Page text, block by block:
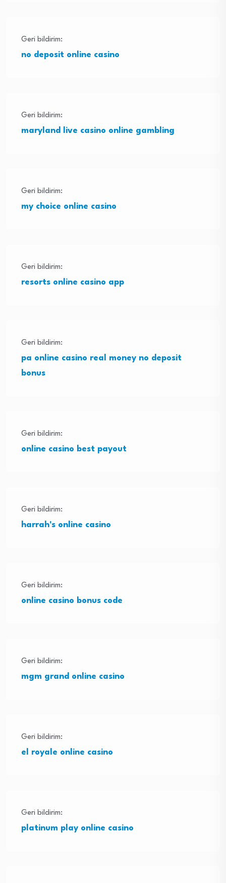
Geri bildirim:
no deposit online casino
Geri bildirim:
maryland live casino online gambling
Geri bildirim:
my choice online casino
Geri bildirim:
resorts online casino app
Geri bildirim:
pa online casino real money no deposit
bonus
Geri bildirim:
online casino best payout
Geri bildirim:
harrah's online casino
Geri bildirim:
online casino bonus code
Geri bildirim:
mgm grand online casino
Geri bildirim:
el royale online casino
Geri bildirim:
platinum play online casino